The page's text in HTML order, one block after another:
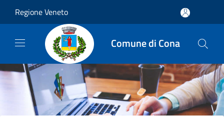
Regione Veneto
Comune di Cona